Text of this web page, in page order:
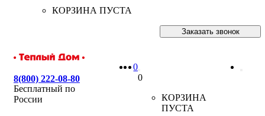
КОРЗИНА ПУСТА
Заказать звонок
8(800) 222-08-80
Бесплатный по
России
0
0
КОРЗИНА
ПУСТА